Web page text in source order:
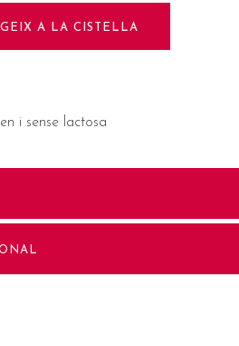
A LA CISTELLA
i sense lactosa